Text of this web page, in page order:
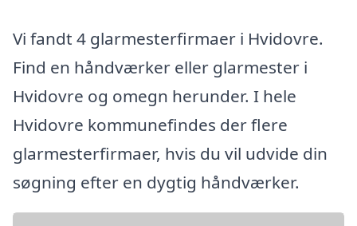
Vi fandt 4 glarmesterfirmaer i Hvidovre.
Find en håndværker eller glarmester i
Hvidovre og omegn herunder. I hele
Hvidovre kommunefindes der flere
glarmesterfirmaer, hvis du vil udvide din
søgning efter en dygtig håndværker.